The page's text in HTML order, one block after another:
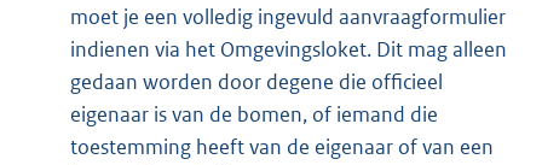
moet je een volledig ingevuld aanvraagformulier
indienen via het Omgevingsloket. Dit mag alleen
gedaan worden door degene die officieel
eigenaar is van de bomen, of iemand die
toestemming heeft van de eigenaar of van een